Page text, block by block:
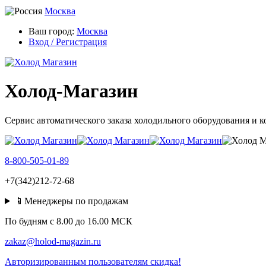
Москва
Ваш город: Москва
Вход / Регистрация
Холод-Магазин
Сервис автоматического заказа холодильного оборудования и
8-800-505-01-89
+7(342)212-72-68
📱Менеджеры по продажам
По будням c 8.00 до 16.00 МСК
zakaz@holod-magazin.ru
Авторизированным пользователям скидка!